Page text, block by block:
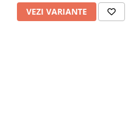
VEZI VARIANTE